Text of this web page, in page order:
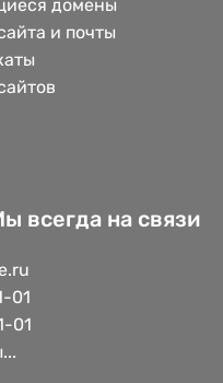
домены
и почты
всегда на связи
01
01